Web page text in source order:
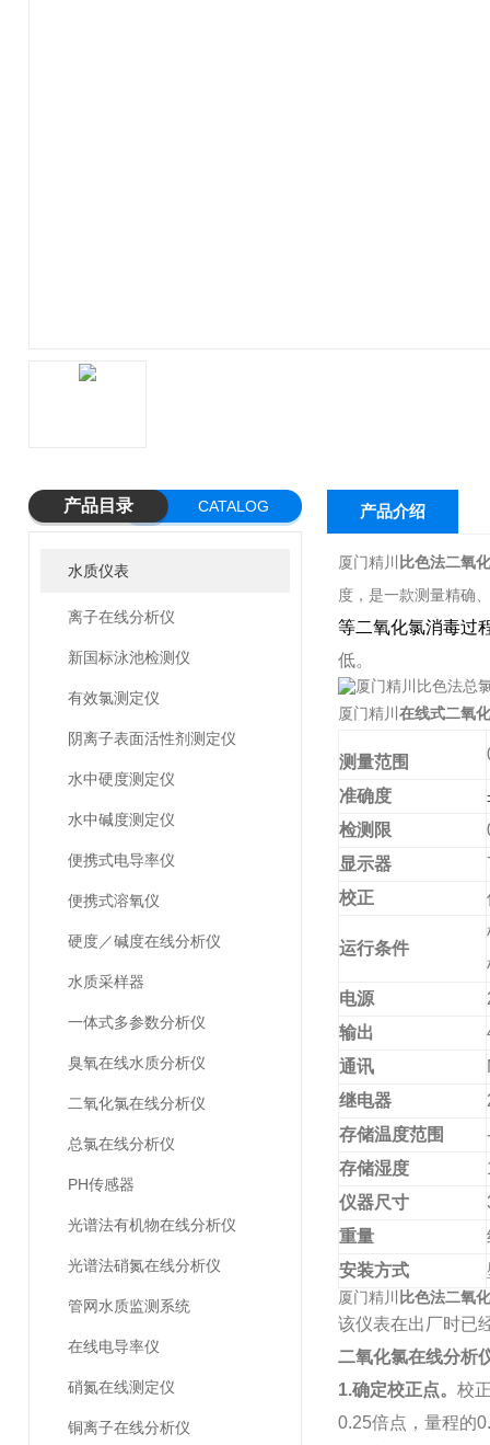
产品目录 CATALOG
水质仪表
离子在线分析仪
新国标泳池检测仪
有效氯测定仪
阴离子表面活性剂测定仪
水中硬度测定仪
水中碱度测定仪
便携式电导率仪
便携式溶氧仪
硬度／碱度在线分析仪
水质采样器
一体式多参数分析仪
臭氧在线水质分析仪
二氧化氯在线分析仪
总氯在线分析仪
PH传感器
光谱法有机物在线分析仪
光谱法硝氮在线分析仪
管网水质监测系统
在线电导率仪
硝氮在线测定仪
铜离子在线分析仪
产品介绍
厦门精川 比色法二氧
度，是一款测量精确
等二氧化氯消毒过
低。
厦门精川 在线式二氧
测量范围
准确度
检测限
显示器
校正
运行条件
电源
输出
通讯
继电器
存储温度范围
存储湿度
仪器尺寸
重量
安装方式
厦门精川 比色法二氧
该仪表在出厂时已
二氧化氯在线分析
1.确定校正点。 校
0.25倍点，量程的